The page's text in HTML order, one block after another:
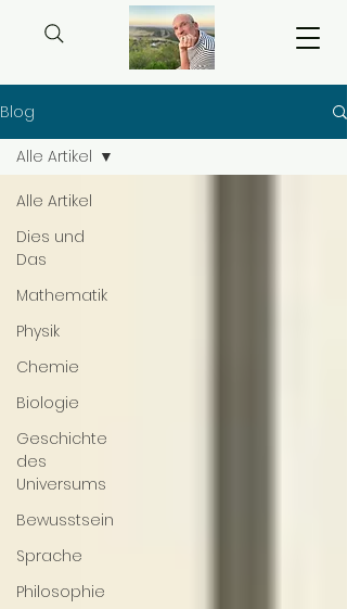
Blog
Alle Artikel
Dies und
Das
Mathematik
Physik
Chemie
Biologie
Geschichte
des
Universums
Bewusstsein
Sprache
Philosophie
Alle Artikel